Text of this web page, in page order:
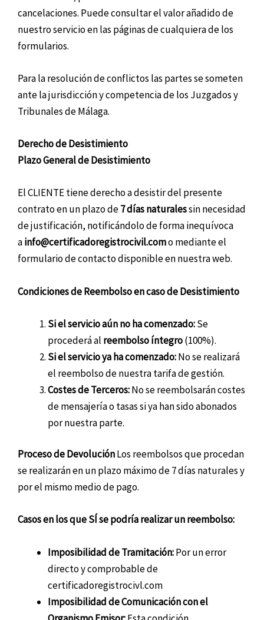
cancelaciones. Puede consultar el valor añadido de
nuestro servicio en las páginas de cualquiera de los
formularios.
Para la resolución de conflictos las partes se someten
ante la jurisdicción y competencia de los Juzgados y
Tribunales de Málaga.
Derecho de Desistimiento
Plazo General de Desistimiento
El CLIENTE tiene derecho a desistir del presente
contrato en un plazo de7 días naturalessin necesidad
de justificación, notificándolo de forma inequívoca
ainfo@certificadoregistrocivil.como mediante el
formulario de contacto disponible en nuestra web.
Condiciones de Reembolso en caso de Desistimiento
Si el servicio aún no ha comenzado:Se
procederá al reembolso íntegro(100%).
Si el servicio ya ha comenzado:No se realizará
el reembolso de nuestra tarifa de gestión.
Costes de Terceros:No se reembolsarán costes
de mensajería o tasas si ya han sido abonados
por nuestra parte.
Proceso de DevoluciónLos reembolsos que procedan
se realizarán en un plazo máximo de 7 días naturales y
por el mismo medio de pago.
Casos en los que SÍ se podría realizar un reembolso:
Imposibilidad de Tramitación:Por un error
directo y comprobable de
certificadoregistrocivl.com
Imposibilidad de Comunicación con el